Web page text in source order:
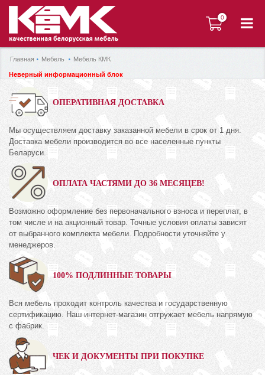
0
0
Главная Мебель Мебель КМК
Неверный информационный блок
ОПЕРАТИВНАЯ ДОСТАВКА
Мы осуществляем доставку заказанной мебели в срок от 1 дня.
Доставка мебели производится во все населенные пункты
Беларуси.
ОПЛАТА ЧАСТЯМИ ДО 36 МЕСЯЦЕВ!
Возможно оформление без первоначального взноса и переплат, в
том числе и на акционный товар. Точные условия оплаты зависят
от выбранного комплекта мебели. Подробности уточняйте у
менеджеров.
100% ПОДЛИННЫЕ ТОВАРЫ
Вся мебель проходит контроль качества и государственную
сертификацию. Наш интернет-магазин отгружает мебель напрямую
с фабрик.
ЧЕК И ДОКУМЕНТЫ ПРИ ПОКУПКЕ